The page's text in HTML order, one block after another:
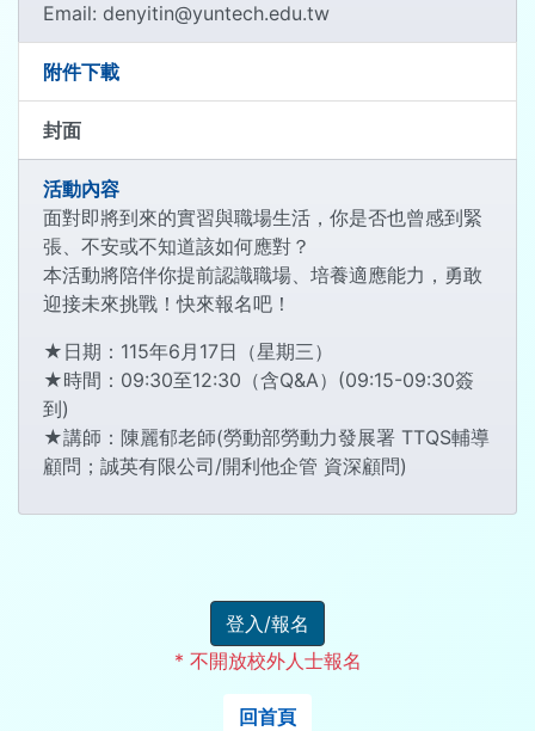
Email: denyitin@yuntech.edu.tw
附件下載
封面
活動內容
面對即將到來的實習與職場生活，你是否也曾感到緊
張、不安或不知道該如何應對？
本活動將陪伴你提前認識職場、培養適應能力，勇敢
迎接未來挑戰！快來報名吧！
★日期：115年6月17日（星期三）
★時間：09:30至12:30（含Q&A）(09:15-09:30簽
到)
★講師：陳麗郁老師(勞動部勞動力發展署 TTQS輔導
顧問；誠英有限公司/開利他企管 資深顧問)
登入/報名
* 不開放校外人士報名
回首頁